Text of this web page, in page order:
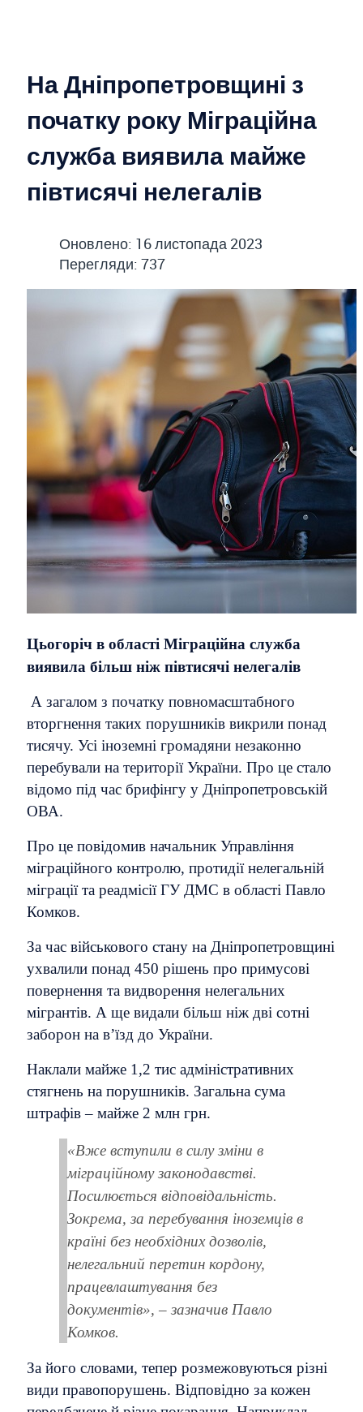
На Дніпропетровщині з
початку року Міграційна
служба виявила майже
півтисячі нелегалів
Оновлено: 16 листопада 2023
Перегляди: 737
Цьогоріч в області Міграційна служба
виявила більш ніж півтисячі нелегалів
А загалом з початку повномасштабного
вторгнення таких порушників викрили понад
тисячу. Усі іноземні громадяни незаконно
перебували на території України. Про це стало
відомо під час брифінгу у Дніпропетровській
ОВА.
Про це повідомив начальник Управління
міграційного контролю, протидії нелегальній
міграції та реадмісії ГУ ДМС в області Павло
Комков.
За час військового стану на Дніпропетровщині
ухвалили понад 450 рішень про примусові
повернення та видворення нелегальних
мігрантів. А ще видали більш ніж дві сотні
заборон на в’їзд до України.
Наклали майже 1,2 тис адміністративних
стягнень на порушників. Загальна сума
штрафів – майже 2 млн грн.
«Вже вступили в силу зміни в
міграційному законодавстві.
Посилюється відповідальність.
Зокрема, за перебування іноземців в
країні без необхідних дозволів,
нелегальний перетин кордону,
працевлаштування без
документів», – зазначив Павло
Комков.
За його словами, тепер розмежовуються різні
види правопорушень. Відповідно за кожен